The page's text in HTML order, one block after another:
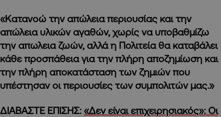
«Κατανοώ την απώλεια περιουσίας και την
απώλεια υλικών αγαθών, χωρίς να υποβαθμίζω
την απωλεια ζωών, αλλά η Πολιτεία θα καταβάλει
κάθε προσπάθεια για την πλήρη αποζημίωση και
την πλήρη αποκατάσταση των ζημιών που
υπέστησαν οι περιουσίες των συμπολιτών μας.»
ΔΙΑΒΑΣΤΕ ΕΠΙΣΗΣ: «Δεν είναι επιχειρησιακός»: Οι